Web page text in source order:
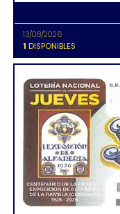
13/08/2026
1 DISPONIBLES